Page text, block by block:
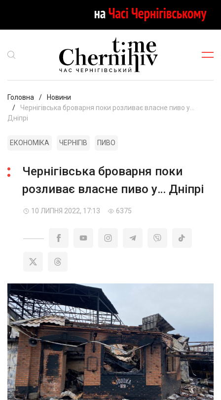
Головна
Новини
Чернігівська броварня поки розливає власне пиво у…
Дніпрі
ЕКОНОМІКА ЧЕРНІГІВ ПИВО
Чернігівська броварня поки
розливає власне пиво у… Дніпрі
10 ЛИПНЯ 2022, 17:13 6375